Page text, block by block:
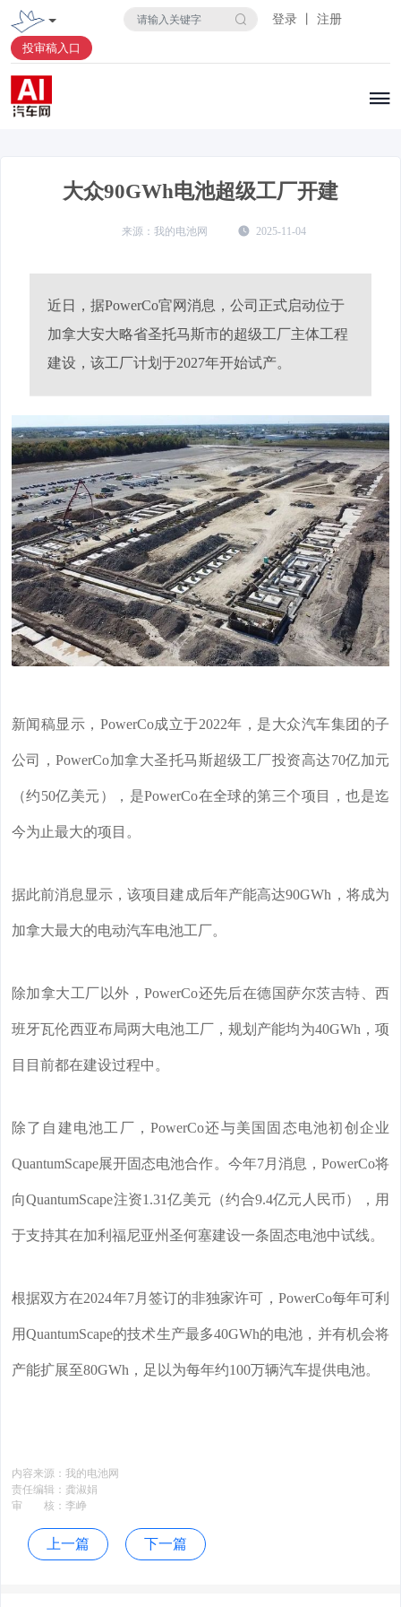
登录 丨 注册
投审稿入口
大众90GWh电池超级工厂开建
我的电池网 2025-11-04
近日，据PowerCo官网消息，公司正式启动位于
加拿大安大略省圣托马斯市的超级工厂主体工程
建设，该工厂计划于2027年开始试产。
新闻稿显示， PowerCo成立于2022年，是大众汽车集团的子
公司，PowerCo加拿大圣托马斯超级工厂投资高达70亿加元
（约50亿美元），是PowerCo在全球的第三个项目，也是迄
今为止最大的项目。
据此前消息显示，该项目建成后年产能高达90GWh，将成为
加拿大最大的电动汽车电池工厂。
除加拿大工厂以外，PowerCo还先后在德国萨尔茨吉特、西
班牙瓦伦西亚布局两大电池工厂，规划产能均为40GWh，项
目目前都在建设过程中。
除了自建电池工厂，PowerCo还与美国固态电池初创企业
QuantumScape展开固态电池合作。今年7月消息，PowerCo将
向QuantumScape注资1.31亿美元（约合9.4亿元人民币），用
于支持其在加利福尼亚州圣何塞建设一条固态电池中试线。
根据双方在2024年7月签订的非独家许可，PowerCo每年可利
用QuantumScape的技术生产最多40GWh的电池，并有机会将
产能扩展至80GWh，足以为每年约100万辆汽车提供电池。
内容来源： 我的电池网
责任编辑： 龚淑娟
审 核： 李峥
上一篇 下一篇